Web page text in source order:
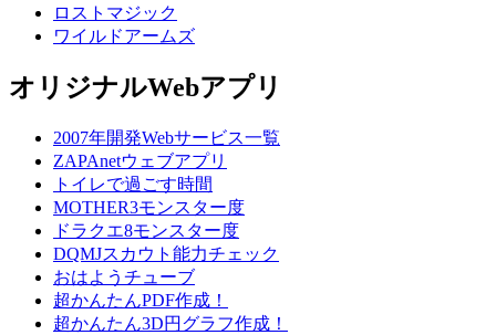
ロストマジック
ワイルドアームズ
オリジナルWebアプリ
2007年開発Webサービス一覧
ZAPAnetウェブアプリ
トイレで過ごす時間
MOTHER3モンスター度
ドラクエ8モンスター度
DQMJスカウト能力チェック
おはようチューブ
超かんたんPDF作成！
超かんたん3D円グラフ作成！